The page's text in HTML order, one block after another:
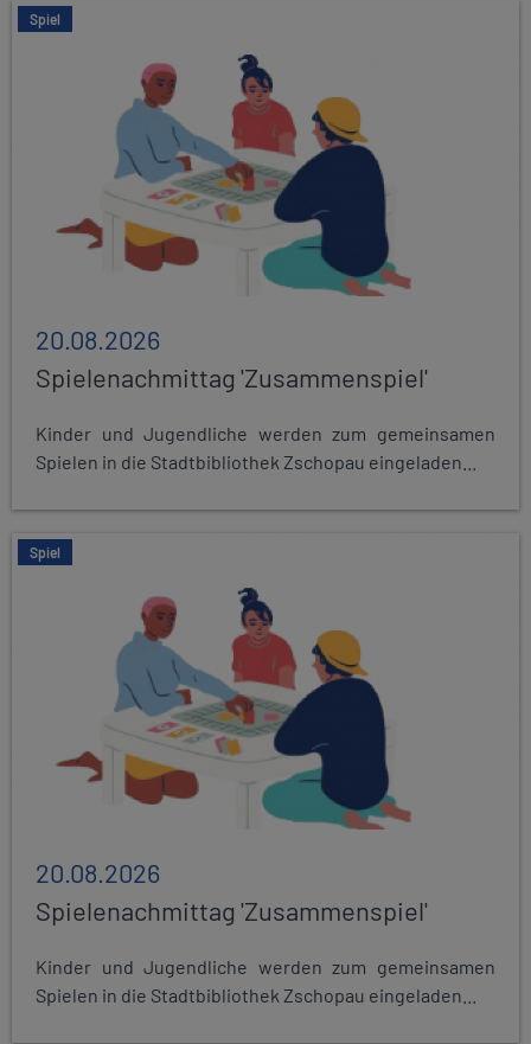
Spiel
20.08.2026
Spielenachmittag 'Zusammenspiel'
Kinder und Jugendliche werden zum gemeinsamen
Spielen in die Stadtbibliothek Zschopau eingeladen...
Spiel
20.08.2026
Spielenachmittag 'Zusammenspiel'
Kinder und Jugendliche werden zum gemeinsamen
Spielen in die Stadtbibliothek Zschopau eingeladen...